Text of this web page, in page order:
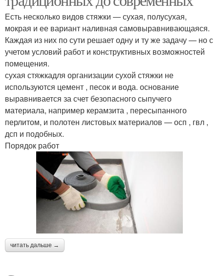
Есть несколько видов стяжки — сухая, полусухая,
мокрая и ее вариант наливная самовыравнивающаяся.
Каждая из них по сути решает одну и ту же задачу — но с
учетом условий работ и конструктивных возможностей
помещения.
сухая стяжкадля организации сухой стяжки не
используются цемент , песок и вода. основание
выравнивается за счет безопасного сыпучего
материала, например керамзита , пересыпанного
перлитом, и полотен листовых материалов — осп , гвл ,
дсп и подобных.
Порядок работ
читать дальше →